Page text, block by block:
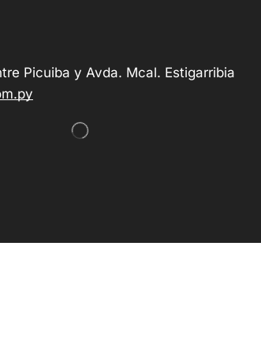
Picuiba y Avda. Mcal. Estigarribia